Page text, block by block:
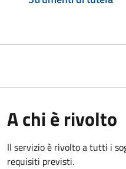
A chi è rivolto
Il servizio è rivolto a tutti i
requisiti previsti.